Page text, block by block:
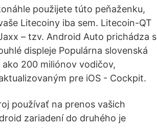
použijete túto peňaženku,
Litecoiny iba sem. Litecoin-QT
– tzv. Android Auto prichádza s
displeje Populárna slovenská
200 miliónov vodičov,
pre iOS - Cockpit.
používať na prenos vašich
zariadení do druhého je